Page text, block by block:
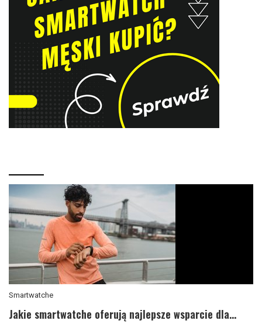
Smartwatche
Jakie smartwatche oferują najlepsze wsparcie dla...